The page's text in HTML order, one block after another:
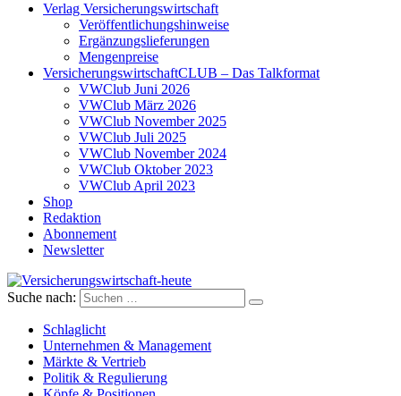
Verlag Versicherungswirtschaft
Veröffentlichungshinweise
Ergänzungslieferungen
Mengenpreise
VersicherungswirtschaftCLUB – Das Talkformat
VWClub Juni 2026
VWClub März 2026
VWClub November 2025
VWClub Juli 2025
VWClub November 2024
VWClub Oktober 2023
VWClub April 2023
Shop
Redaktion
Abonnement
Newsletter
Versicherungswirtschaft-heute
Suche nach:
Schlaglicht
Unternehmen & Management
Märkte & Vertrieb
Politik & Regulierung